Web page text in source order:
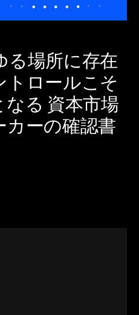
る場所に存在
トロールこそ
る 資本市場
ーの確認書